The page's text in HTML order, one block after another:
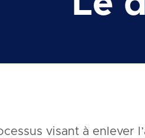
visant à enlever